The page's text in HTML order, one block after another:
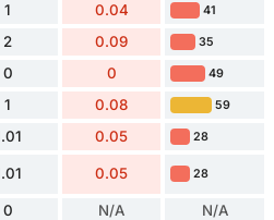
1 0.04 41
2 0.09 35
0 0 49
1 0.08 59
0.05 28
0.05 28
0 N/A N/A